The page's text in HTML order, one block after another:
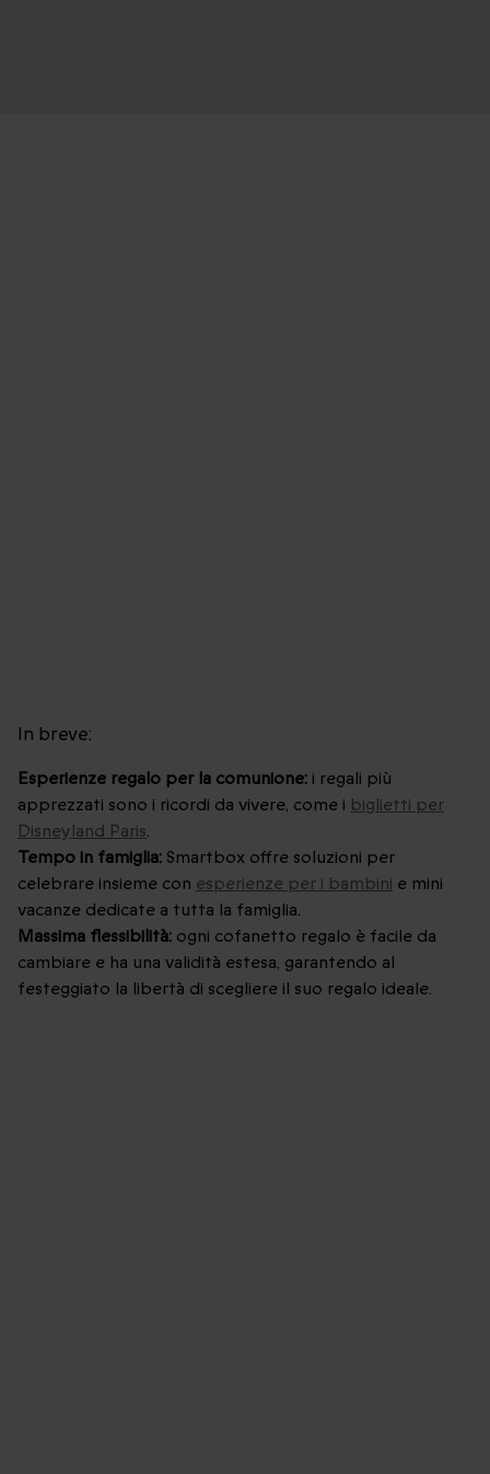
In breve:
Esperienze regalo per la comunione: i regali più
apprezzati sono i ricordi da vivere, come i biglietti per
Disneyland Paris.
Tempo in famiglia: Smartbox offre soluzioni per
celebrare insieme con esperienze per i bambini e mini
vacanze dedicate a tutta la famiglia.
Massima flessibilità: ogni cofanetto regalo è facile da
cambiare e ha una validità estesa, garantendo al
festeggiato la libertà di scegliere il suo regalo ideale.